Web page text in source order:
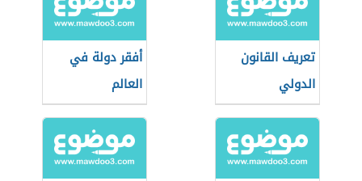
تعريف القانون
الدولي
أفقر دولة في
العالم